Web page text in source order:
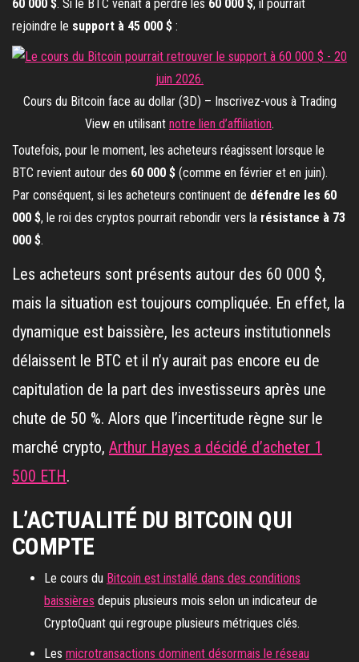
60 000 $. Si le BTC venait à perdre les 60 000 $, il pourrait
rejoindre le support à 45 000 $ :
Cours du Bitcoin face au dollar (3D) – Inscrivez-vous à Trading
View en utilisant notre lien d’affiliation.
Toutefois, pour le moment, les acheteurs réagissent lorsque le
BTC revient autour des 60 000 $ (comme en février et en juin).
Par conséquent, si les acheteurs continuent de défendre les 60
000 $, le roi des cryptos pourrait rebondir vers la résistance à 73
000 $.
Les acheteurs sont présents autour des 60 000 $,
mais la situation est toujours compliquée. En effet, la
dynamique est baissière, les acteurs institutionnels
délaissent le BTC et il n’y aurait pas encore eu de
capitulation de la part des investisseurs après une
chute de 50 %. Alors que l’incertitude règne sur le
marché crypto, Arthur Hayes a décidé d’acheter 1
500 ETH.
L’ACTUALITÉ DU BITCOIN QUI
COMPTE
Le cours du Bitcoin est installé dans des conditions
baissières depuis plusieurs mois selon un indicateur de
CryptoQuant qui regroupe plusieurs métriques clés.
Les microtransactions dominent désormais le réseau